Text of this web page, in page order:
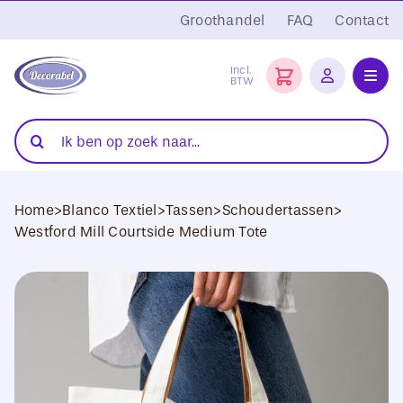
naar
inhoud
Groothandel FAQ Contact
Incl.
BTW
Folies
Transferpersen
Hobby Artikelen
Zoeken
naar:
Home>Blanco Textiel>Tassen>Schoudertassen>
Westford Mill Courtside Medium Tote